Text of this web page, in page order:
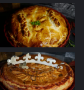
Carmes à